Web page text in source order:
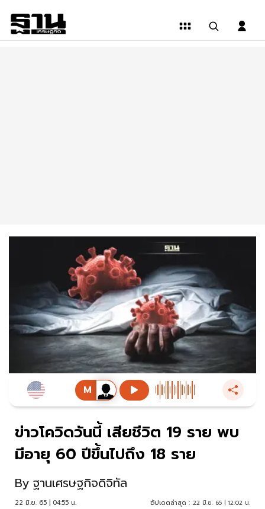
ข่าวโควิดวันนี้ เสียชีวิต 19 ราย พบ
มีอายุ 60 ปีขึ้นไปถึง 18 ราย
By ฐานเศรษฐกิจดิจิทัล
22 มิ.ย. 65 | 04:55 น. อัปเดตล่าสุด : 22 มิ.ย. 65 | 12:02 น.